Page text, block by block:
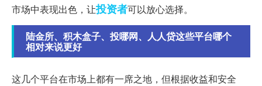
市场中表现出色，让投资者可以放心选择。
陆金所、积木盒子、投哪网、人人贷这些平台哪个
相对来说更好
这几个平台在市场上都有一席之地，但根据收益和安全